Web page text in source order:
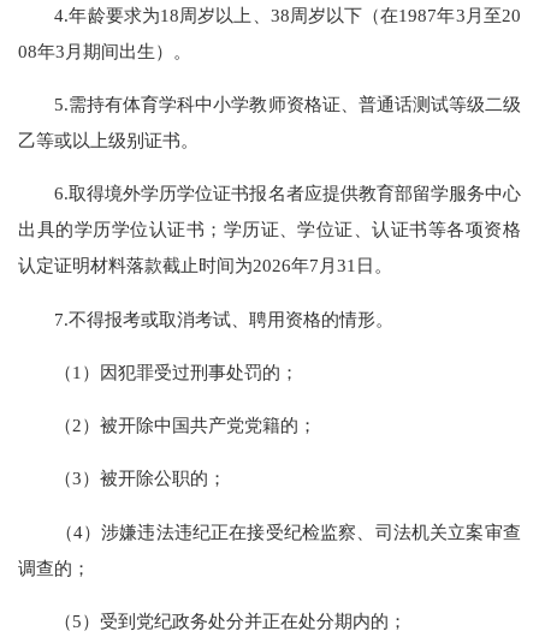
4.年龄要求为18周岁以上、38周岁以下（在1987年3月至20
08年3月期间出生）。
5.需持有体育学科中小学教师资格证、普通话测试等级二级
乙等或以上级别证书。
6.取得境外学历学位证书报名者应提供教育部留学服务中心
出具的学历学位认证书；学历证、学位证、认证书等各项资格
认定证明材料落款截止时间为2026年7月31日。
7.不得报考或取消考试、聘用资格的情形。
（1）因犯罪受过刑事处罚的；
（2）被开除中国共产党党籍的；
（3）被开除公职的；
（4）涉嫌违法违纪正在接受纪检监察、司法机关立案审查
调查的；
（5）受到党纪政务处分并正在处分期内的；